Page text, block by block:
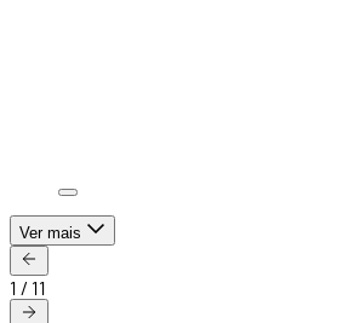
Ver mais
1 / 11